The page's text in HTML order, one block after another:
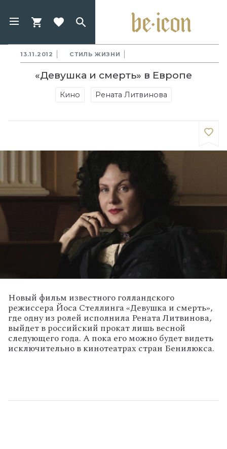
13.11.2012 СТИЛЬ ЖИЗНИ
«Девушка и смерть» в Европе
Кино Рената Литвинова
Новый фильм известного голландского
режиссера Йоса Стеллинга «Девушка и смерть»,
где одну из ролей исполнила Рената Литвинова,
выйдет в российский прокат лишь весной
следующего года. А пока его можно будет видеть
исключительно в кинотеатрах стран Бенилюкса.